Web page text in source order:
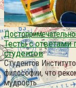
Тесты с ответами
студентов
Студентов
философии, что
мудрость